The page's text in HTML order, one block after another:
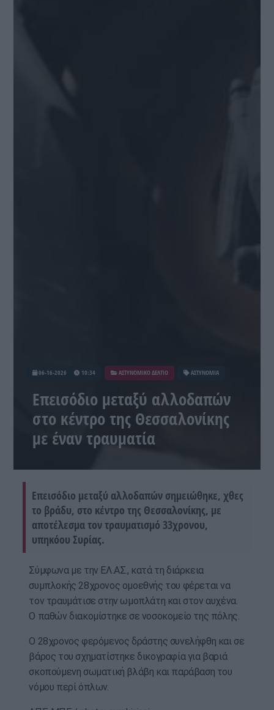
06-16-2026 10:34 ΑΣΤΥΝΟΜΙΚΟ ΔΕΛΤΙΟ ΑΣΤΥΝΟΜΙΑ
Επεισόδιο μεταξύ αλλοδαπών
στο κέντρο της Θεσσαλονίκης
με έναν τραυματία
Επεισόδιο μεταξύ αλλοδαπών σημειώθηκε, χθες
το βράδυ, στο κέντρο της Θεσσαλονίκης, με
αποτέλεσμα τον τραυματισμό 33χρονου,
υπηκόου Συρίας.
Σύμφωνα με την ΕΛ.ΑΣ., κατά τη διάρκεια
συμπλοκής 28χρονος ομοεθνής του φέρεται να
τον τραυμάτισε στην ωμοπλάτη και στον αυχένα.
Ο παθών διακομίστηκε σε νοσοκομείο της πόλης.
Ο 28χρονος φερόμενος δράστης συνελήφθη και σε
βάρος του σχηματίστηκε δικογραφία για βαριά
σκοπούμενη σωματική βλάβη και παράβαση του
νόμου περί όπλων.